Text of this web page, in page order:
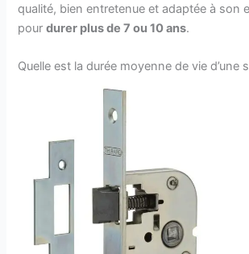
qualité, bien entretenue et adaptée à son
pourdurer plus de 7 ou 10 ans.
Quelle est la durée moyenne de vie d’une